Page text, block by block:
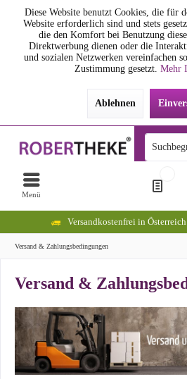
Diese Website benutzt Cookies, die für
Website erforderlich sind und stets
die den Komfort bei Benutzung
Direktwerbung dienen oder die
und sozialen Netzwerken vereinfachen
Zustimmung gesetzt. Mehr
Ablehnen
Versandkostenfrei in
Menü
Versand & Zahlungsbedingungen
Versand &